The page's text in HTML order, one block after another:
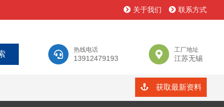
关于我们 联系方式
热线电话
13912479193
工厂地址
江苏无锡
获取最新资料